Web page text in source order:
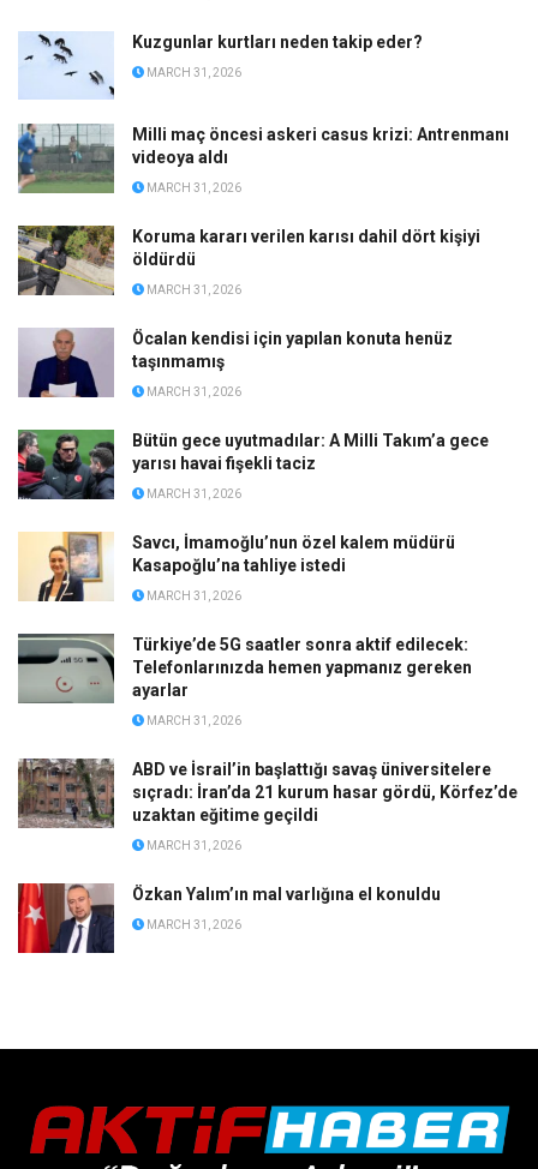
Kuzgunlar kurtları neden takip eder?
MARCH 31, 2026
Milli maç öncesi askeri casus krizi: Antrenmanı
videoya aldı
MARCH 31, 2026
Koruma kararı verilen karısı dahil dört kişiyi
öldürdü
MARCH 31, 2026
Öcalan kendisi için yapılan konuta henüz
taşınmamış
MARCH 31, 2026
Bütün gece uyutmadılar: A Milli Takım’a gece
yarısı havai fişekli taciz
MARCH 31, 2026
Savcı, İmamoğlu’nun özel kalem müdürü
Kasapoğlu’na tahliye istedi
MARCH 31, 2026
Türkiye’de 5G saatler sonra aktif edilecek:
Telefonlarınızda hemen yapmanız gereken
ayarlar
MARCH 31, 2026
ABD ve İsrail’in başlattığı savaş üniversitelere
sıçradı: İran’da 21 kurum hasar gördü, Körfez’de
uzaktan eğitime geçildi
MARCH 31, 2026
Özkan Yalım’ın mal varlığına el konuldu
MARCH 31, 2026